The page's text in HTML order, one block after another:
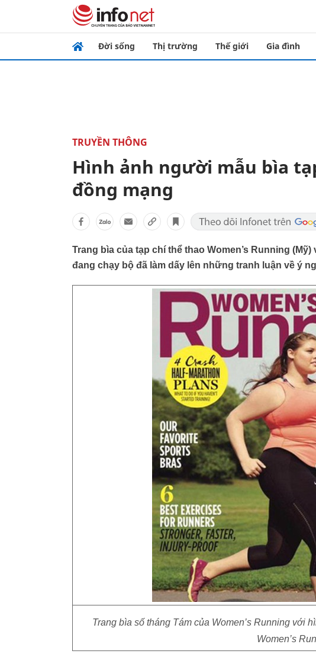
Đời sống Thị trường Thế giới Gia đình
TRUYỀN THÔNG
Hình ảnh người mẫu bìa
đồng mạng
Trang bìa của tạp chí thể thao Women’s Running
đang chạy bộ đã làm dấy lên những tranh luận về ý
Trang bìa số tháng Tám của Women’s Running với
Women’s